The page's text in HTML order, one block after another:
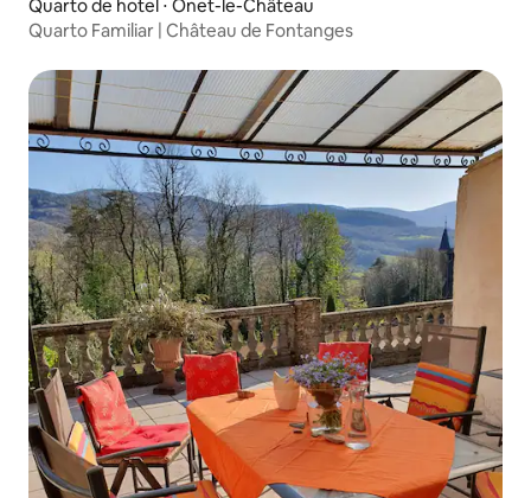
Quarto de hotel ⋅ Onet-le-Château
Quarto Familiar | Château de Fontanges